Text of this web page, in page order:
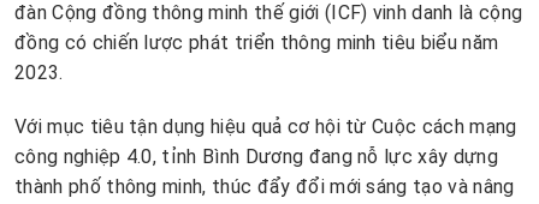
đàn Cộng đồng thông minh thế giới (ICF) vinh danh là cộng
đồng có chiến lược phát triển thông minh tiêu biểu năm
2023.
Với mục tiêu tận dụng hiệu quả cơ hội từ Cuộc cách mạng
công nghiệp 4.0, tỉnh Bình Dương đang nỗ lực xây dựng
thành phố thông minh, thúc đẩy đổi mới sáng tạo và nâng